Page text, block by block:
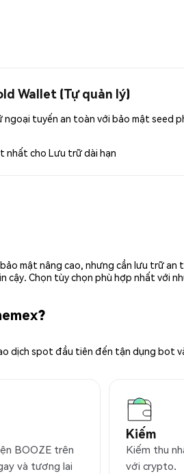
Wallet (Tự quản lý)
ngoại tuyến an toàn với bảo mật seed
nhất cho Lưu trữ dài hạn
mật nâng cao, nhưng cần lưu trữ
cậy. Chọn tùy chọn phù hợp nhất với
dịch spot đầu tiên đến tận dụng
BOOZE trên
và tương lai
Kiếm
Kiếm thu
với crypto.